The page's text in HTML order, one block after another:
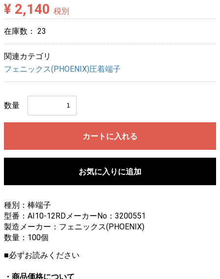
¥ 2,140 税別
在庫数： 23
関連カテゴリ
フェニックス(PHOENIX)圧着端子
数量
カートに入れる
お気に入りに追加
種別：棒端子
型番：AI10-12RDメーカーNo：3200551
製造メーカー：フェニックス(PHOENIX)
数量：100個
■必ずお読みください
・商品価格について